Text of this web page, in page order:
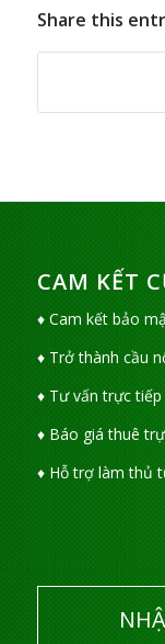
Share this
CAM KẾT
♦ Cam kết bảo
♦ Trở thành cầu
♦ Tư vấn trực
♦ Báo giá thuê
♦ Hỗ trợ làm thủ